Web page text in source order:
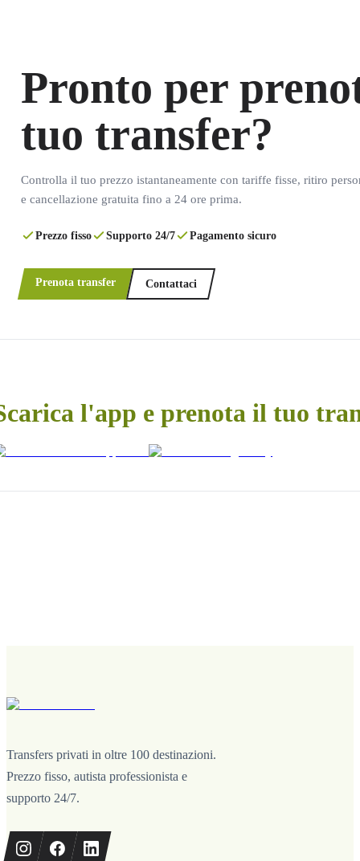
Pronto per
tuo transfer?
Controlla il tuo prezzo istantaneamente con tariffe fisse, ritiro
e cancellazione gratuita fino a 24 ore prima.
Prezzo fisso Supporto 24/7 Pagamento sicuro
Prenota transfer Contattaci
l'app e prenota il tuo
Transfers privati in oltre 100 destinazioni.
Prezzo fisso, autista professionista e
supporto 24/7.